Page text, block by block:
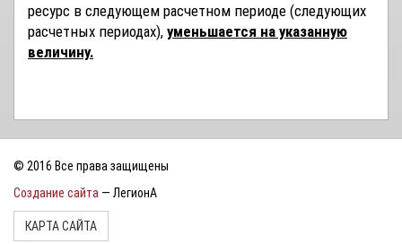
ресурс в следующем расчетном периоде (следующих
расчетных периодах), уменьшается на указанную
величину.
© 2016 Все права защищены
Создание сайта — ЛегионА
КАРТА САЙТА